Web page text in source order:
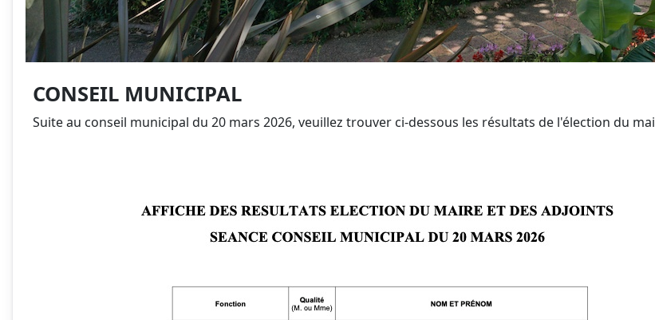
CONSEIL MUNICIPAL
Suite au conseil municipal du 20 mars 2026, veuillez trouver ci-dessous les résultats de l'élection du